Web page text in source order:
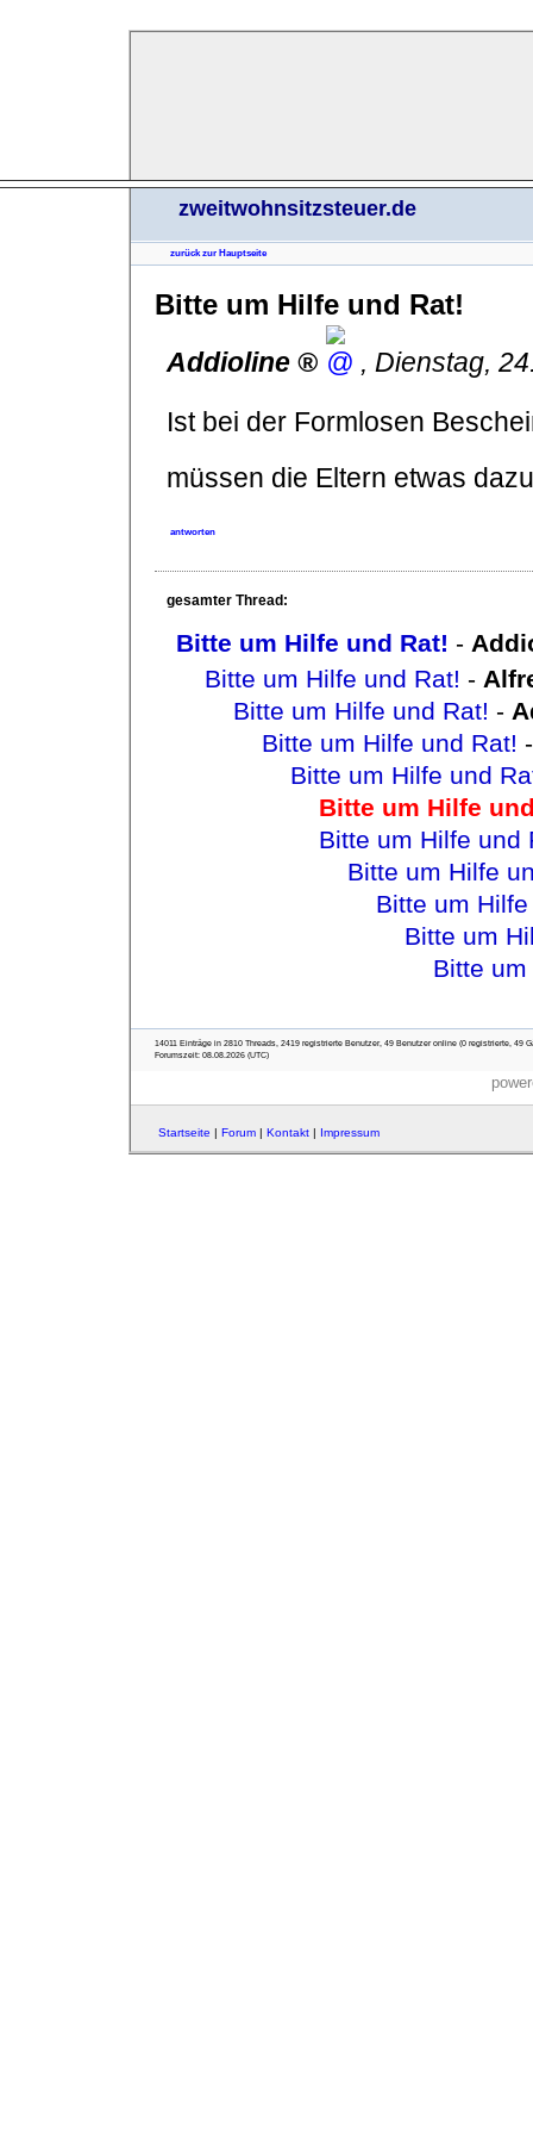
zweitwohnsitzsteuer.de
zurück zur Hauptseite
Bitte um Hilfe und Rat!
Addioline
, Dienstag,
Ist bei der Formlosen
müssen die Eltern etwas
antworten
gesamter Thread:
Bitte um Hilfe und Rat! -
Bitte um Hilfe und Rat! -
Bitte um Hilfe und Rat! -
Bitte um Hilfe und Rat!
Bitte um Hilfe und
Bitte um Hilfe
Bitte um Hilfe und
Bitte um Hilfe
Bitte um
Bitte um
Bitte
14011 Einträge in 2810 Threads, 2419 registrierte Benutzer, 49 Benutzer online (0 registrierte, 49
Forumszeit: 08.08.2026 (UTC)
Startseite | Forum| Kontakt| Impressum